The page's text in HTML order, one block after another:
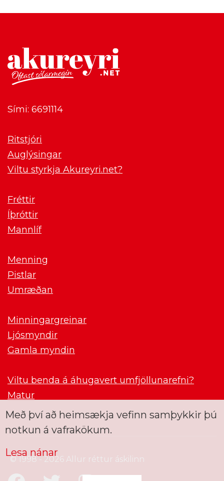
Sími: 6691114
Ritstjóri
Auglýsingar
Viltu styrkja Akureyri.net?
Fréttir
Íþróttir
Mannlíf
Menning
Pistlar
Umræðan
Minningargreinar
Ljósmyndir
Gamla myndin
Viltu benda á áhugavert umfjöllunarefni?
Matur
© 1998 - 2026 Allur réttur áskilinn
Með því að heimsækja vefinn samþykkir þú
notkun á vafrakökum.
Lesa nánar